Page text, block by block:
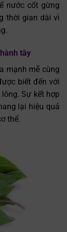
nước cốt gừng
thời gian dài vì
tây
mạnh mẽ cùng
biết đến với
Sự kết hợp
lại hiệu quả
thể.